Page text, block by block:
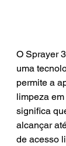
O Sprayer
uma
permite a
limpeza
significa
alcançar
de acesso